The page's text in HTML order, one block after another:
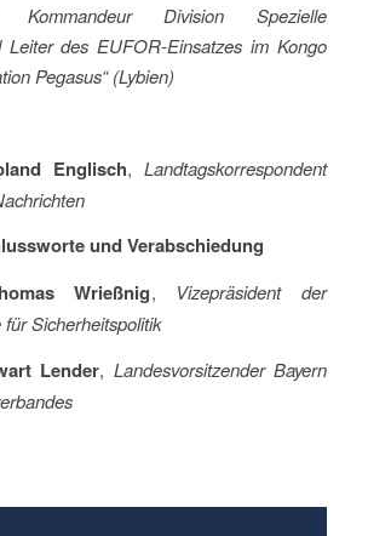
Kommandeur Division Spezielle
Leiter des EUFOR-Einsatzes im Kongo
Pegasus“ (Lybien)
Englisch,Landtagskorrespondent
und Verabschiedung
Wrießnig, Vizepräsident der
Sicherheitspolitik
Lender, Landesvorsitzender Bayern